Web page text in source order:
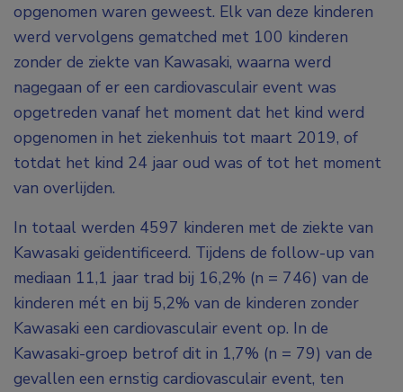
opgenomen waren geweest. Elk van deze kinderen
werd vervolgens gematched met 100 kinderen
zonder de ziekte van Kawasaki, waarna werd
nagegaan of er een cardiovasculair event was
opgetreden vanaf het moment dat het kind werd
opgenomen in het ziekenhuis tot maart 2019, of
totdat het kind 24 jaar oud was of tot het moment
van overlijden.
In totaal werden 4597 kinderen met de ziekte van
Kawasaki geïdentificeerd. Tijdens de follow-up van
mediaan 11,1 jaar trad bij 16,2% (n = 746) van de
kinderen mét en bij 5,2% van de kinderen zonder
Kawasaki een cardiovasculair event op. In de
Kawasaki-groep betrof dit in 1,7% (n = 79) van de
gevallen een ernstig cardiovasculair event, ten